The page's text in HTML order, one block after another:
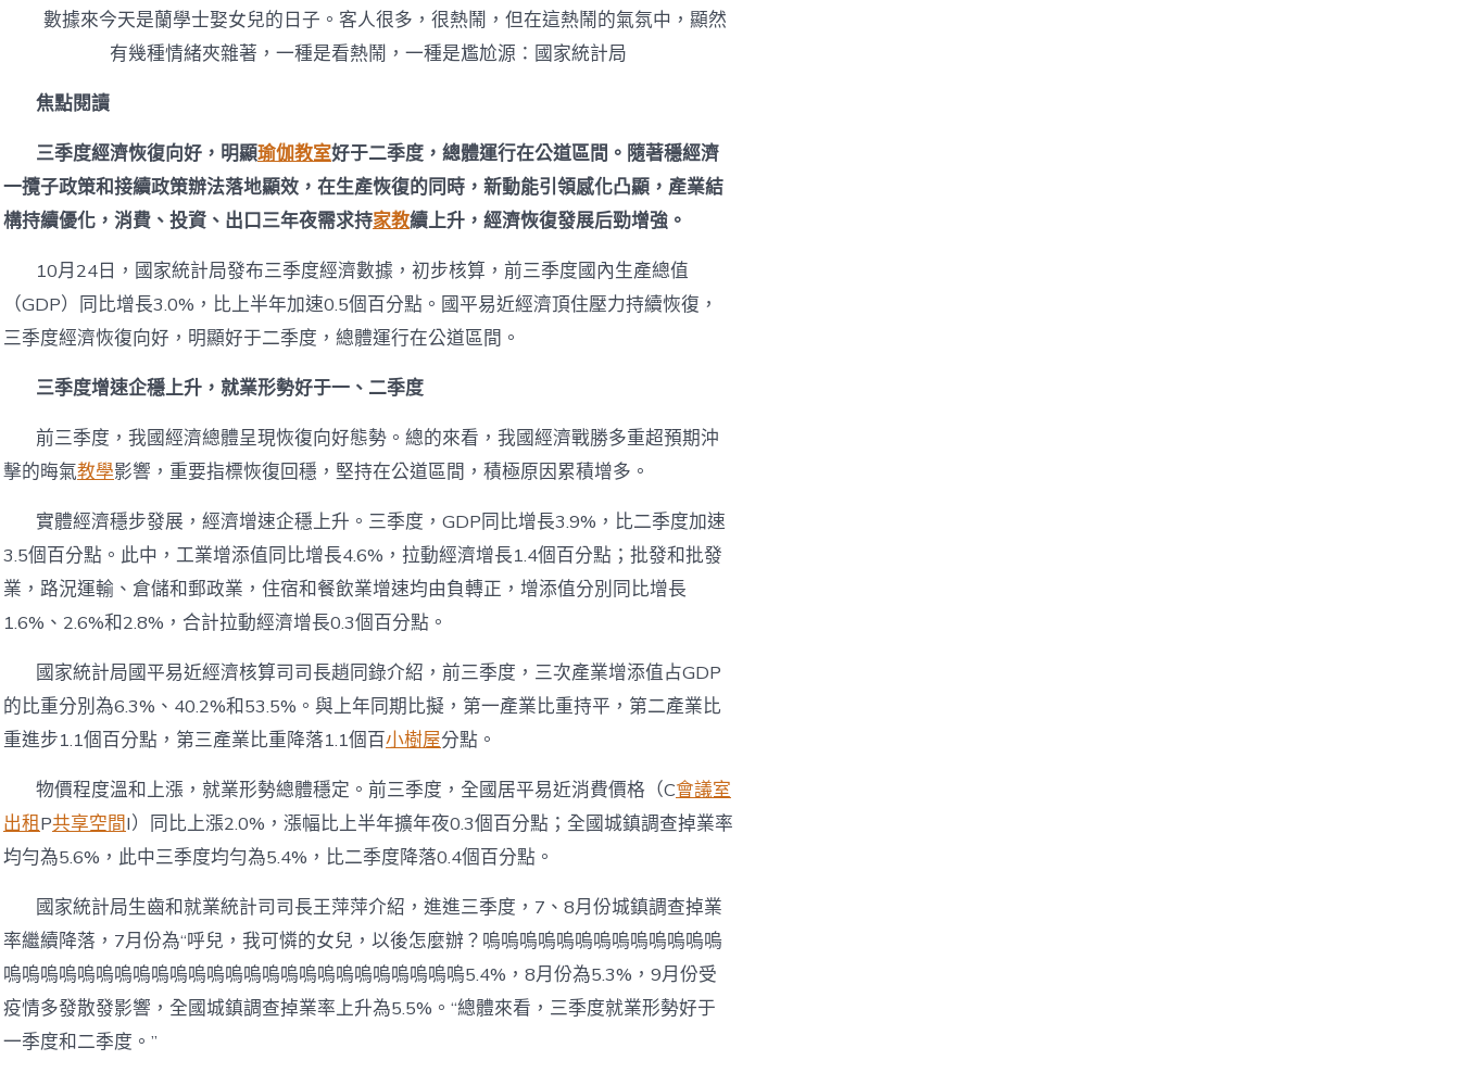
長
門
九
宮
數據來今天是蘭學士娶女兒的日子。客人很多，很熱鬧，但在這熱鬧的氣氛中，顯然
有幾種情緒夾雜著，一種是看熱鬧，一種是尷尬源：國家統計局
焦點閱讀
三季度經濟恢復向好，明顯瑜伽教室好于二季度，總體運行在公道區間。隨著穩經濟
一攬子政策和接續政策辦法落地顯效，在生產恢復的同時，新動能引領感化凸顯，產業結
構持續優化，消費、投資、出口三年夜需求持家教續上升，經濟恢復發展后勁增強。
10月24日，國家統計局發布三季度經濟數據，初步核算，前三季度國內生產總值
（GDP）同比增長3.0%，比上半年加速0.5個百分點。國平易近經濟頂住壓力持續恢復，
三季度經濟恢復向好，明顯好于二季度，總體運行在公道區間。
三季度增速企穩上升，就業形勢好于一、二季度
前三季度，我國經濟總體呈現恢復向好態勢。總的來看，我國經濟戰勝多重超預期沖
擊的晦氣教學影響，重要指標恢復回穩，堅持在公道區間，積極原因累積增多。
實體經濟穩步發展，經濟增速企穩上升。三季度，GDP同比增長3.9%，比二季度加速
3.5個百分點。此中，工業增添值同比增長4.6%，拉動經濟增長1.4個百分點；批發和批發
業，路況運輸、倉儲和郵政業，住宿和餐飲業增速均由負轉正，增添值分別同比增長
1.6%、2.6%和2.8%，合計拉動經濟增長0.3個百分點。
國家統計局國平易近經濟核算司司長趙同錄介紹，前三季度，三次產業增添值占GDP
的比重分別為6.3%、40.2%和53.5%。與上年同期比擬，第一產業比重持平，第二產業比
重進步1.1個百分點，第三產業比重降落1.1個百小樹屋分點。
物價程度溫和上漲，就業形勢總體穩定。前三季度，全國居平易近消費價格（C會議室
出租P共享空間I）同比上漲2.0%，漲幅比上半年擴年夜0.3個百分點；全國城鎮調查掉業率
均勻為5.6%，此中三季度均勻為5.4%，比二季度降落0.4個百分點。
國家統計局生齒和就業統計司司長王萍萍介紹，進進三季度，7、8月份城鎮調查掉業
率繼續降落，7月份為“呼兒，我可憐的女兒，以後怎麼辦？嗚嗚嗚嗚嗚嗚嗚嗚嗚嗚嗚嗚嗚
嗚嗚嗚嗚嗚嗚嗚嗚嗚嗚嗚嗚嗚嗚嗚嗚嗚嗚嗚嗚嗚嗚嗚嗚嗚5.4%，8月份為5.3%，9月份受
疫情多發散發影響，全國城鎮調查掉業率上升為5.5%。“總體來看，三季度就業形勢好于
一季度和二季度。”